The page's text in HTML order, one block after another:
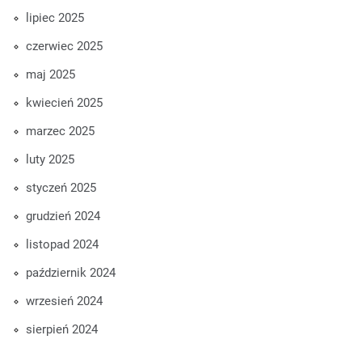
lipiec 2025
czerwiec 2025
maj 2025
kwiecień 2025
marzec 2025
luty 2025
styczeń 2025
grudzień 2024
listopad 2024
październik 2024
wrzesień 2024
sierpień 2024